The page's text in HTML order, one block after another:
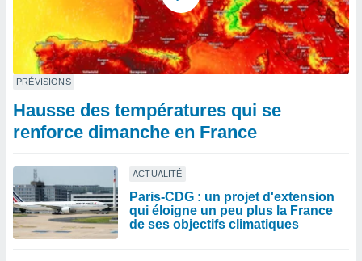
PRÉVISIONS
Hausse des températures qui se
renforce dimanche en France
ACTUALITÉ
Paris-CDG : un projet d'extension
qui éloigne un peu plus la France
de ses objectifs climatiques